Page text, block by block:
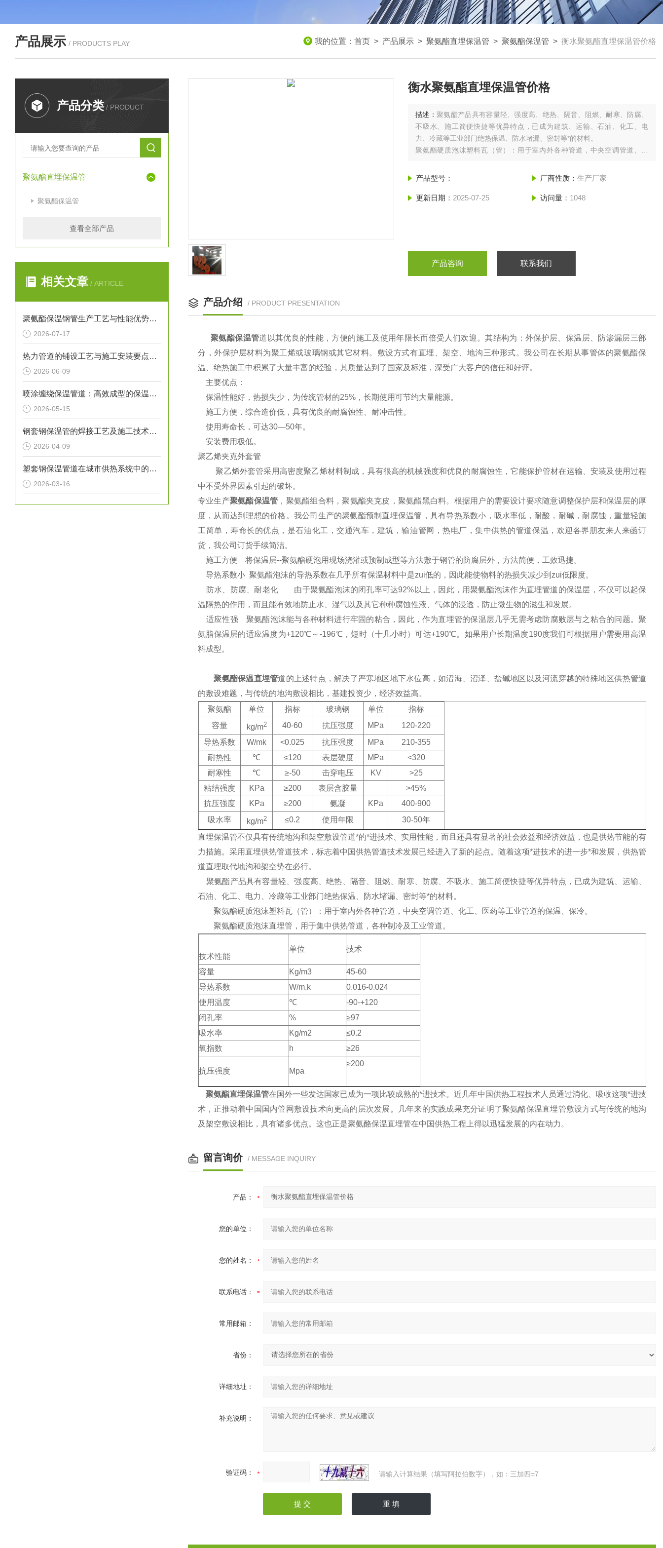
产品展示 / PRODUCTS PLAY 我的位置： 首页 > 产品展示 > 聚氨酯直埋保温管 > 聚氨酯保温管 > 衡水聚氨酯直埋保温管价格
产品分类 / PRODUCT
聚氨酯直埋保温管
聚氨酯保温管
查看全部产品
相关文章 / ARTICLE
聚氨酯保温钢管生产工艺与性能优势解析
2026-07-17
热力管道的铺设工艺与施工安装要点解析
2026-06-09
喷涂缠绕保温管道：高效成型的保温输送核心装备
2026-05-15
钢套钢保温管的焊接工艺及施工技术研究
2026-04-09
塑套钢保温管道在城市供热系统中的应用
2026-03-16
衡水聚氨酯直埋保温管价格
描述：聚氨酯产品具有容量轻、强度高、绝热、隔音、阻燃、耐寒、防腐、
不吸水、施工简便快捷等优异特点，已成为建筑、运输、石油、化工、电
力、冷藏等工业部门绝热保温、防水堵漏、密封等*的材料。
聚氨酯硬质泡沫塑料瓦（管）：用于室内外各种管道，中央空调管道、化
聚氨酯硬质泡沫直埋管，用于集中供热管道，各种制冷及工业管道。
产品型号： 厂商性质： 生产厂家
更新日期： 2025-07-25 访问量： 1048
产品咨询 联系我们
产品介绍 / PRODUCT PRESENTATION
聚氨酯保温管道以其优良的性能，方便的施工及使用年限长而倍受人们欢迎。其结构为：外保护层、保温层、防渗漏层三部
分，外保护层材料为聚工烯或玻璃钢或其它材料。敷设方式有直埋、架空、地沟三种形式。我公司在长期从事管体的聚氨酯保
温、绝热施工中积累了大量丰富的经验，其质量达到了国家及标准，深受广大客户的信任和好评。
主要优点：
保温性能好，热损失少，为传统管材的25%，长期使用可节约大量能源。
施工方便，综合造价低，具有优良的耐腐蚀性、耐冲击性。
使用寿命长，可达30—50年。
安装费用极低。
聚乙烯夹克外套管
聚乙烯外套管采用高密度聚乙烯材料制成，具有很高的机械强度和优良的耐腐蚀性，它能保护管材在运输、安装及使用过程
中不受外界因素引起的破坏。
专业生产聚氨酯保温管 ，聚氨酯组合料，聚氨酯夹克皮，聚氨酯黑白料。根据用户的需要设计要求随意调整保护层和保温层的厚
度，从而达到理想的价格。我公司生产的聚氨酯预制直埋保温管，具有导热系数小，吸水率低，耐酸，耐碱，耐腐蚀，重量轻施
工简单，寿命长的优点，是石油化工，交通汽车，建筑，输油管网，热电厂，集中供热的管道保温，欢迎各界朋友来人来函订
货，我公司订货手续简洁。
施工方便 将保温层--聚氨酯硬泡用现场浇灌或预制成型等方法敷于钢管的防腐层外，方法简便，工效迅捷。
导热系数小 聚氨酯泡沫的导热系数在几乎所有保温材料中是zui低的，因此能使物料的热损失减少到zui低限度。
防水、防腐、耐老化 由于聚氨酯泡沫的闭孔率可达92%以上，因此，用聚氨酯泡沫作为直埋管道的保温层，不仅可以起保
温隔热的作用，而且能有效地防止水、湿气以及其它种种腐蚀性液、气体的浸透，防止微生物的滋生和发展。
适应性强 聚氨酯泡沫能与各种材料进行牢固的粘合，因此，作为直埋管的保温层几乎无需考虑防腐败层与之粘合的问题。聚
氨脂保温层的适应温度为+120℃～-196℃，短时（十几小时）可达+190℃。如果用户长期温度190度我们可根据用户需要用高温
料成型。
聚氨酯保温直埋管道的上述特点，解决了严寒地区地下水位高，如沼海、沼泽、盐碱地区以及河流穿越的特殊地区供热管道
的敷设难题，与传统的地沟敷设相比，基建投资少，经济效益高。
聚氨酯
单位 指标 玻璃钢 单位
指标
容量
kg/m2 40-60 抗压强度 MPa
120-220
导热系数
W/mk <0.025 抗压强度 MPa
210-355
耐热性
℃ ≤120 表层硬度 MPa
<320
耐寒性
℃ ≥-50 击穿电压 KV
>25
粘结强度
KPa ≥200 表层含胶量
>45%
抗压强度
KPa ≥200 氨凝 KPa
400-900
吸水率
kg/m2 ≤0.2 使用年限 30-50年
直埋保温管不仅具有传统地沟和架空敷设管道*的*进技术、实用性能，而且还具有显著的社会效益和经济效益，也是供热节能的有
力措施。采用直埋供热管道技术，标志着中国供热管道技术发展已经进入了新的起点。随着这项*进技术的进一步*和发展，供热管
道直埋取代地沟和架空势在必行。
聚氨酯产品具有容量轻、强度高、绝热、隔音、阻燃、耐寒、防腐、不吸水、施工简便快捷等优异特点，已成为建筑、运输、
石油、化工、电力、冷藏等工业部门绝热保温、防水堵漏、密封等*的材料。
聚氨酯硬质泡沫塑料瓦（管）：用于室内外各种管道，中央空调管道、化工、医药等工业管道的保温、保冷。
聚氨酯硬质泡沫直埋管，用于集中供热管道，各种制冷及工业管道。
技术性能
单位 技术
容量 Kg/m3
45-60
导热系数
W/m.k
0.016-0.024
使用温度
℃
-90-+120
闭孔率
%
≥97
吸水率
Kg/m2
≤0.2
氧指数
h ≥26
抗压强度 Mpa
≥200
聚氨酯直埋保温管在国外一些发达国家已成为一项比较成熟的*进技术。近几年中国供热工程技术人员通过消化、吸收这项*进技
术，正推动着中国国内管网敷设技术向更高的层次发展。几年来的实践成果充分证明了聚氨酪保温直埋管敷设方式与传统的地沟
及架空敷设相比，具有诸多优点。这也正是聚氨酪保温直埋管在中国供热工程上得以迅猛发展的内在动力。
留言询价 / MESSAGE INQUIRY
产品：
您的单位：
您的姓名：
联系电话：
常用邮箱：
省份：
详细地址：
补充说明：
验证码： 请输入计算结果（填写阿拉伯数字），如：三加四=7